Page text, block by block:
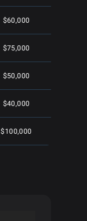
$60,000
$75,000
$50,000
$40,000
$100,000